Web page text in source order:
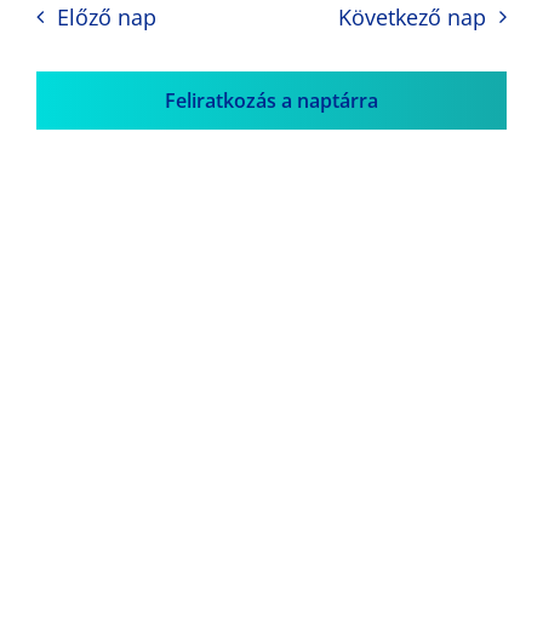
Előző nap Következő nap
Feliratkozás a naptárra